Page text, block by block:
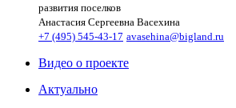
развития поселков
Анастасия Сергеевна Васехина
+7 (495) 545-43-17 avasehina@bigland.ru
Видео о проекте
Актуально